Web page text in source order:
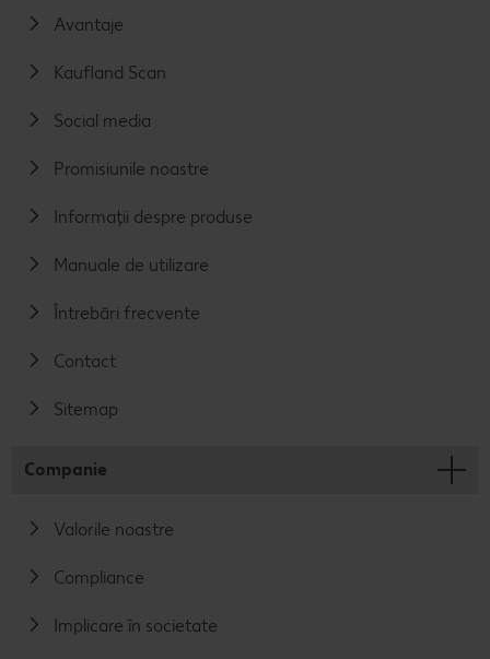
Avantaje
Kaufland Scan
Social media
Promisiunile noastre
Informații despre produse
Manuale de utilizare
Întrebări frecvente
Contact
Sitemap
Companie
Valorile noastre
Compliance
Implicare în societate